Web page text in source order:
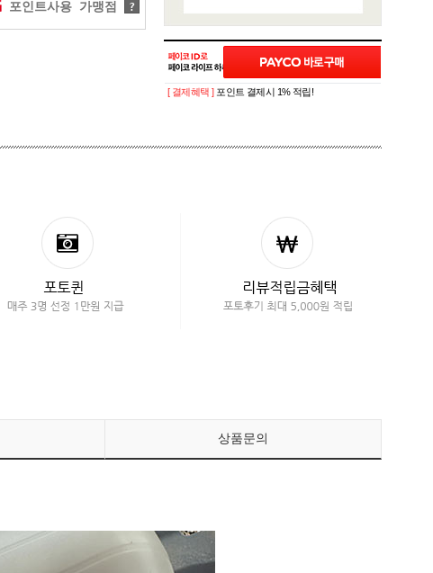
포인트사용 가맹점 ?
[ 결제혜택 ] 포인트 결제시 1% 적립!
상품문의